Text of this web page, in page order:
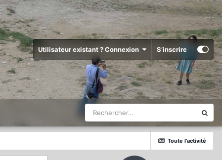
Utilisateur existant ? Connexion S’inscrire
Toute l’activité